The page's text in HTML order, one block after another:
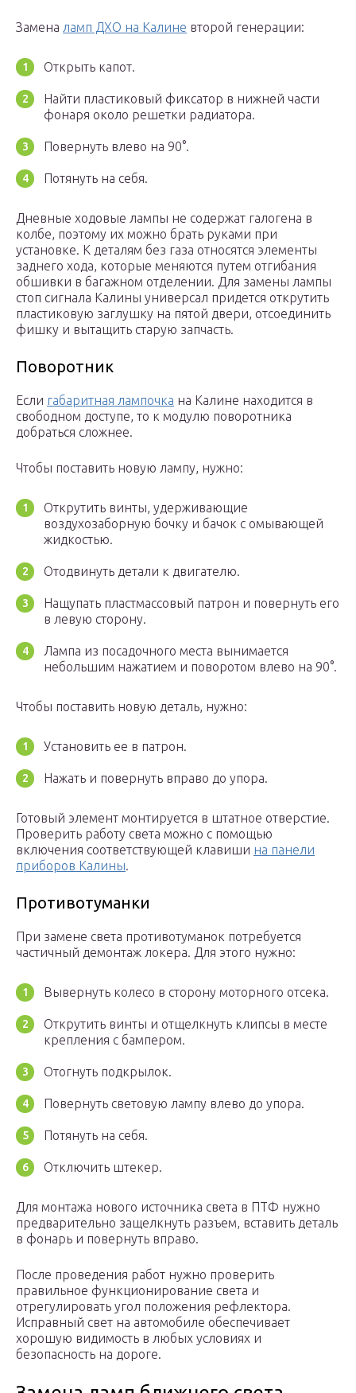
Замена ламп ДХО на Калине второй генерации:
Открыть капот.
Найти пластиковый фиксатор в нижней части
фонаря около решетки радиатора.
Повернуть влево на 90°.
Потянуть на себя.
Дневные ходовые лампы не содержат галогена в
колбе, поэтому их можно брать руками при
установке. К деталям без газа относятся элементы
заднего хода, которые меняются путем отгибания
обшивки в багажном отделении. Для замены лампы
стоп сигнала Калины универсал придется открутить
пластиковую заглушку на пятой двери, отсоединить
фишку и вытащить старую запчасть.
Поворотник
Если габаритная лампочка на Калине находится в
свободном доступе, то к модулю поворотника
добраться сложнее.
Чтобы поставить новую лампу, нужно:
Открутить винты, удерживающие
воздухозаборную бочку и бачок с омывающей
жидкостью.
Отодвинуть детали к двигателю.
Нащупать пластмассовый патрон и повернуть его
в левую сторону.
Лампа из посадочного места вынимается
небольшим нажатием и поворотом влево на 90°.
Чтобы поставить новую деталь, нужно:
Установить ее в патрон.
Нажать и повернуть вправо до упора.
Готовый элемент монтируется в штатное отверстие.
Проверить работу света можно с помощью
включения соответствующей клавиши на панели
приборов Калины.
Противотуманки
При замене света противотуманок потребуется
частичный демонтаж локера. Для этого нужно:
Вывернуть колесо в сторону моторного отсека.
Открутить винты и отщелкнуть клипсы в месте
крепления с бампером.
Отогнуть подкрылок.
Повернуть световую лампу влево до упора.
Потянуть на себя.
Отключить штекер.
Для монтажа нового источника света в ПТФ нужно
предварительно защелкнуть разъем, вставить деталь
в фонарь и повернуть вправо.
После проведения работ нужно проверить
правильное функционирование света и
отрегулировать угол положения рефлектора.
Исправный свет на автомобиле обеспечивает
хорошую видимость в любых условиях и
безопасность на дороге.